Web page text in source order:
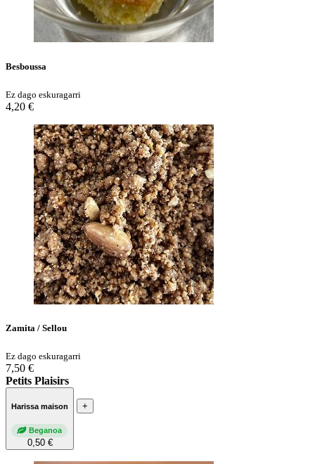
Besboussa
Ez dago eskuragarri
4,20 €
Zamita / Sellou
Ez dago eskuragarri
7,50 €
Petits Plaisirs
Harissa maison
Beganoa
0,50 €
+